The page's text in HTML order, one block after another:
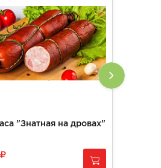
"Знатная на дровах"